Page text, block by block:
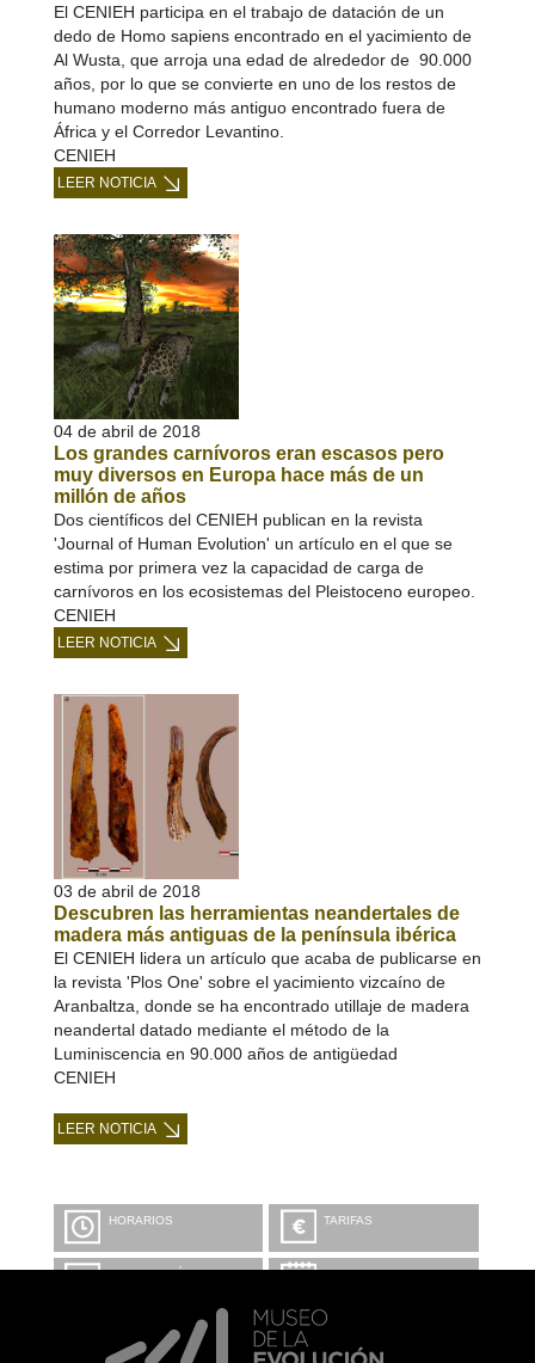
El CENIEH participa en el trabajo de datación de un
dedo de Homo sapiens encontrado en el yacimiento de
Al Wusta, que arroja una edad de alrededor de 90.000
años, por lo que se convierte en uno de los restos de
humano moderno más antiguo encontrado fuera de
África y el Corredor Levantino.
CENIEH
LEER NOTICIA
04 de abril de 2018
Los grandes carnívoros eran escasos pero
muy diversos en Europa hace más de un
millón de años
Dos científicos del CENIEH publican en la revista
'Journal of Human Evolution' un artículo en el que se
estima por primera vez la capacidad de carga de
carnívoros en los ecosistemas del Pleistoceno europeo.
CENIEH
LEER NOTICIA
03 de abril de 2018
Descubren las herramientas neandertales de
madera más antiguas de la península ibérica
El CENIEH lidera un artículo que acaba de publicarse en
la revista 'Plos One' sobre el yacimiento vizcaíno de
Aranbaltza, donde se ha encontrado utillaje de madera
neandertal datado mediante el método de la
Luminiscencia en 90.000 años de antigüedad
CENIEH
LEER NOTICIA
HORARIOS TARIFAS
INFORMACIÓN Y
CALENDARIO
VISITA CON
MICROEXPLICACIONES